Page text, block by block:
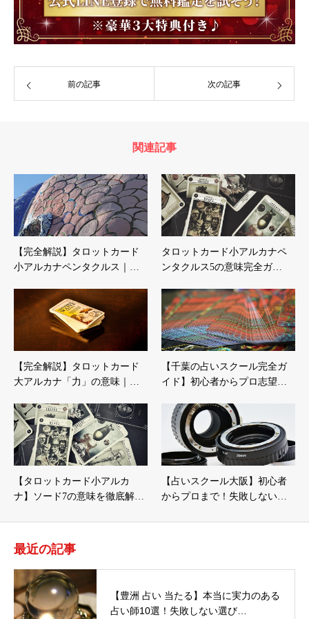
前の記事 次の記事
関連記事
【完全解説】タロットカード
小アルカナペンタクルス｜…
タロットカード小アルカナペ
ンタクルス5の意味完全ガ…
【完全解説】タロットカード
大アルカナ「力」の意味｜…
【千葉の占いスクール完全ガ
イド】初心者からプロ志望…
【タロットカード小アルカ
ナ】ソード7の意味を徹底解…
【占いスクール大阪】初心者
からプロまで！失敗しない…
最近の記事
【豊洲 占い 当たる】本当に実力のある
占い師10選！失敗しない選び…